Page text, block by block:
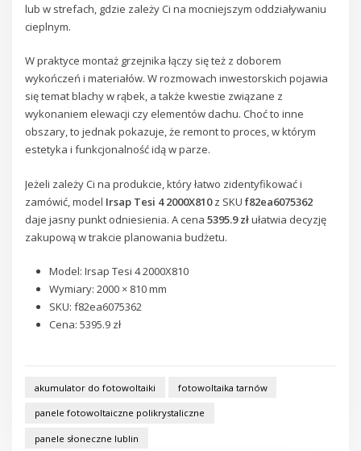
lub w strefach, gdzie zależy Ci na mocniejszym oddziaływaniu
cieplnym.
W praktyce montaż grzejnika łączy się też z doborem
wykończeń i materiałów. W rozmowach inwestorskich pojawia
się temat blachy w rąbek, a także kwestie związane z
wykonaniem elewacji czy elementów dachu. Choć to inne
obszary, to jednak pokazuje, że remont to proces, w którym
estetyka i funkcjonalność idą w parze.
Jeżeli zależy Ci na produkcie, który łatwo zidentyfikować i
zamówić, model Irsap Tesi 4 2000X810z SKUf82ea6075362
daje jasny punkt odniesienia. A cena5395.9 złułatwia decyzję
zakupową w trakcie planowania budżetu.
Model: Irsap Tesi 4 2000X810
Wymiary: 2000 × 810 mm
SKU: f82ea6075362
Cena: 5395.9 zł
akumulator do fotowoltaiki fotowoltaika tarnów
panele fotowoltaiczne polikrystaliczne
panele słoneczne lublin